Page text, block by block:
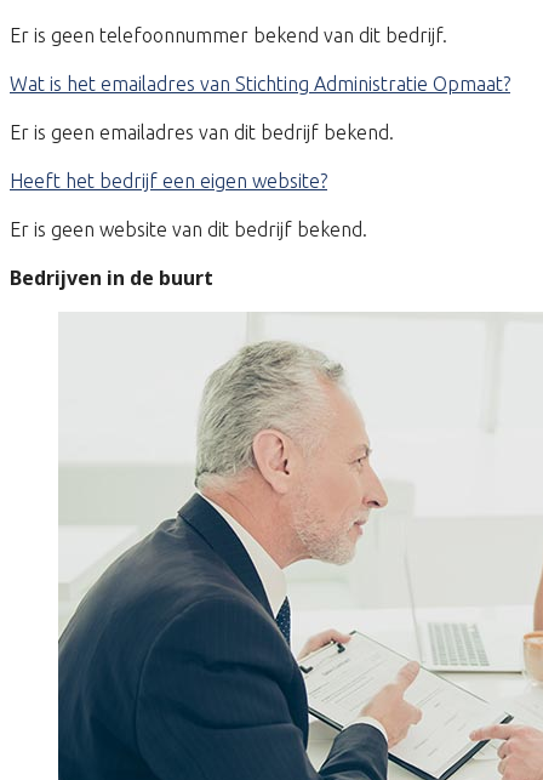
Er is geen telefoonnummer bekend van dit bedrijf.
Wat is het emailadres van Stichting Administratie Opmaat?
Er is geen emailadres van dit bedrijf bekend.
Heeft het bedrijf een eigen website?
Er is geen website van dit bedrijf bekend.
Bedrijven in de buurt